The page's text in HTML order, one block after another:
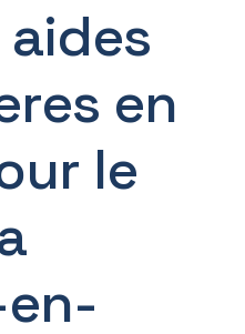
aides
en
le